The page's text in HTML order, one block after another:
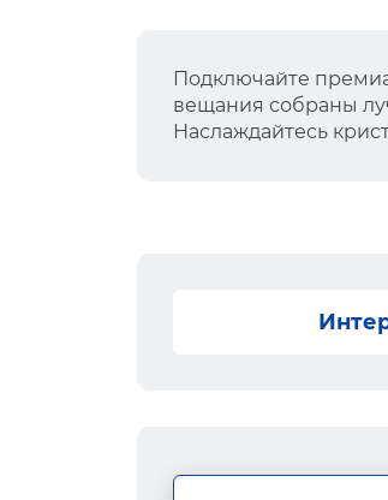
Подключайте
вещания собраны
Наслаждайтесь